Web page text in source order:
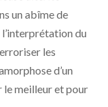
un abîme de
du
les
d’un
le meilleur et pour